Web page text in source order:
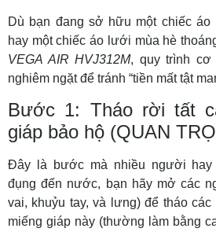
Dù bạn đang sở hữu một chiếc áo
hay một chiếc áo lưới mùa hè
VEGA AIR HVJ312M, quy trình cơ
nghiêm ngặt để tránh “tiền mất tật
Bước 1: Tháo rời tất
giáp bảo hộ (QUAN
Đây là bước mà nhiều người hay
đụng đến nước, bạn hãy mở các
vai, khuỷu tay, và lưng) để tháo
miếng giáp này (thường làm bằng